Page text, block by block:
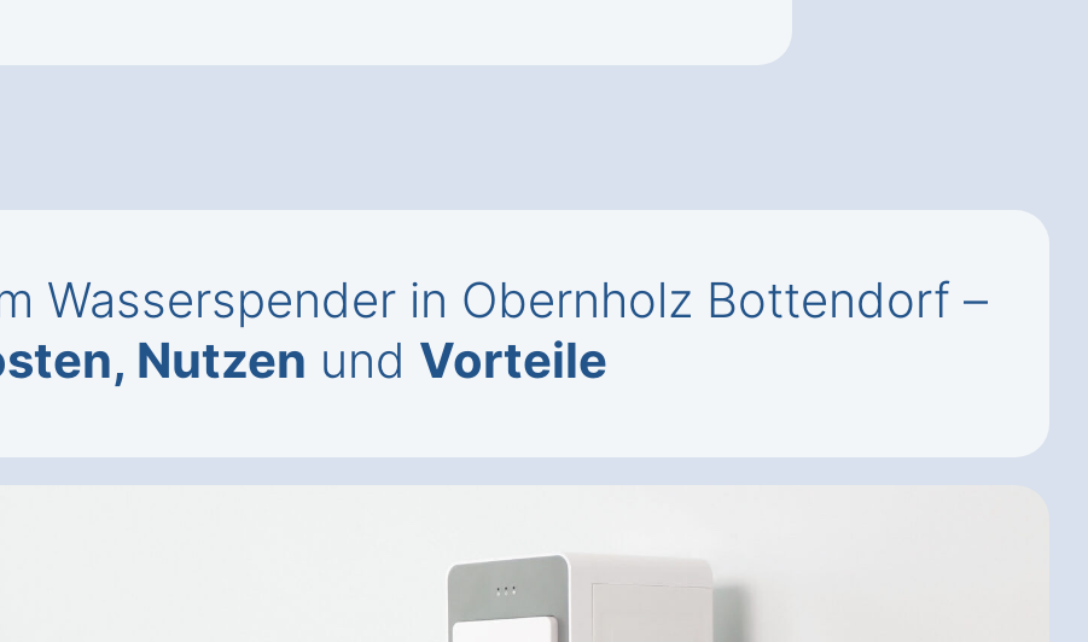
Wasserspender in Obernholz Bottendorf –
Nutzen und Vorteile